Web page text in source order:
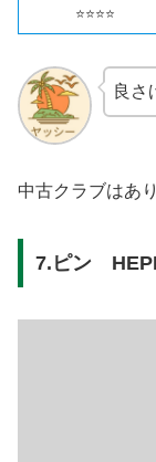
⭐️⭐️⭐️⭐️
良さ
中古クラブはあ
7.ピン